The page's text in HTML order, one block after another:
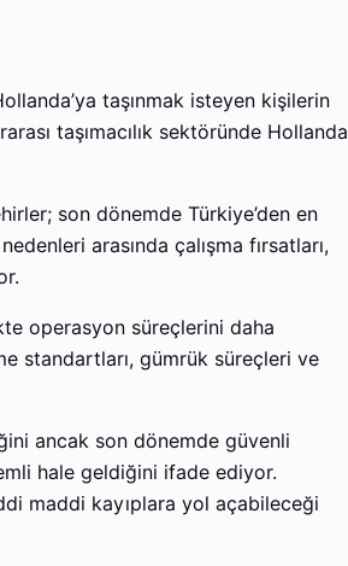
taşınmak isteyen kişilerin
taşımacılık sektöründe Hollanda
son dönemde Türkiye’den en
arasında çalışma fırsatları,
operasyon süreçlerini daha
standartları, gümrük süreçleri ve
ancak son dönemde güvenli
hale geldiğini ifade ediyor.
maddi kayıplara yol açabileceği